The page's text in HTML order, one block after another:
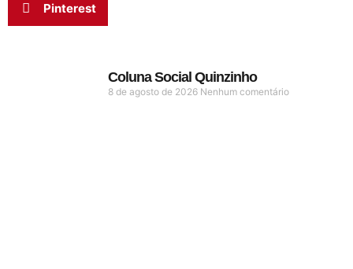
Pinterest
Coluna Social Quinzinho
8 de agosto de 2026 Nenhum comentário